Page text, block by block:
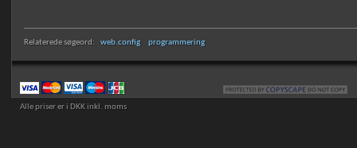
Relaterede søgeord: web.config programmering
Alle priser er i DKK inkl. moms